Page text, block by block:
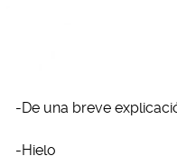
-De una breve
-Hielo